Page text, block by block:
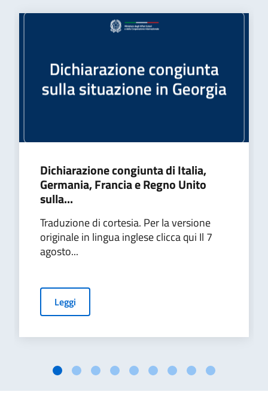
Dichiarazione congiunta di Italia,
Germania, Francia e Regno Unito
sulla...
Traduzione di cortesia. Per la versione
originale in lingua inglese clicca qui Il 7
agosto...
Leggi